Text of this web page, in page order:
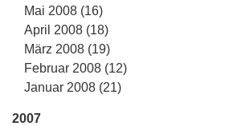
Mai 2008 (16)
April 2008 (18)
März 2008 (19)
Februar 2008 (12)
Januar 2008 (21)
2007